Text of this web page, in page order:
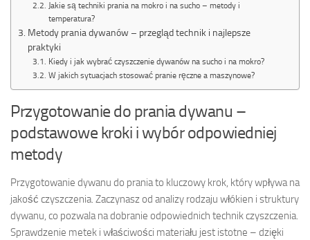
Jakie są techniki prania na mokro i na sucho – metody i
temperatura?
Metody prania dywanów – przegląd technik i najlepsze
praktyki
Kiedy i jak wybrać czyszczenie dywanów na sucho i na mokro?
W jakich sytuacjach stosować pranie ręczne a maszynowe?
Przygotowanie do prania dywanu –
podstawowe kroki i wybór odpowiedniej
metody
Przygotowanie dywanu do prania to kluczowy krok, który wpływa na
jakość czyszczenia. Zaczynasz od analizy rodzaju włókien i struktury
dywanu, co pozwala na dobranie odpowiednich technik czyszczenia.
Sprawdzenie metek i właściwości materiału jest istotne – dzięki